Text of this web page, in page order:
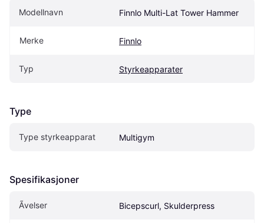
Modellnavn Finnlo Multi-Lat Tower Hammer
Merke Finnlo
Typ Styrkeapparater
Type
Type styrkeapparat Multigym
Spesifikasjoner
Ãvelser Bicepscurl, Skulderpress